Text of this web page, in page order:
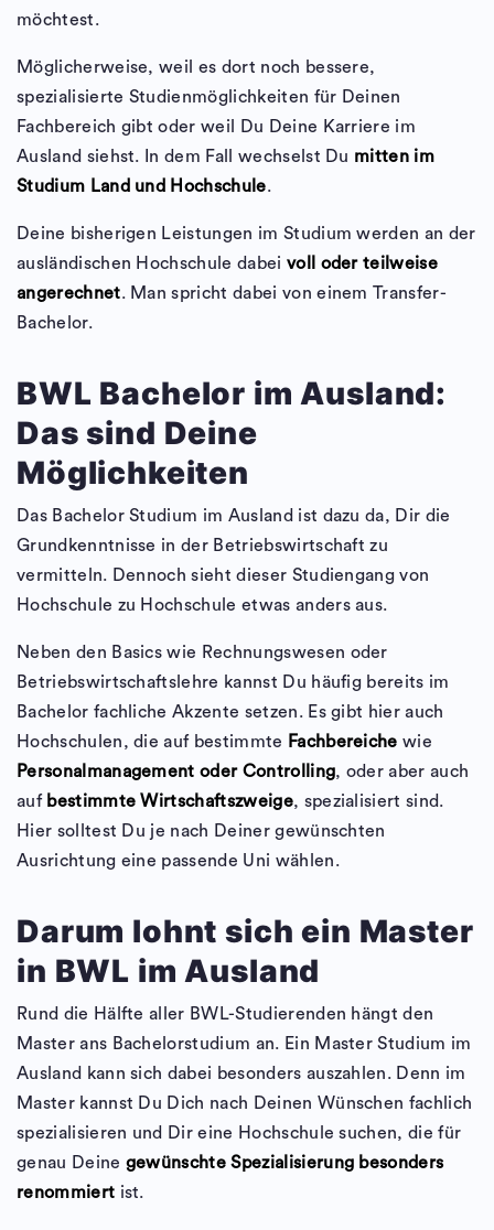
möchtest.
Möglicherweise, weil es dort noch bessere,
spezialisierte Studienmöglichkeiten für Deinen
Fachbereich gibt oder weil Du Deine Karriere im
Ausland siehst. In dem Fall wechselst Du mitten im
Studium Land und Hochschule.
Deine bisherigen Leistungen im Studium werden an der
ausländischen Hochschule dabei voll oder teilweise
angerechnet. Man spricht dabei von einem Transfer-
Bachelor.
BWL Bachelor im Ausland:
Das sind Deine
Möglichkeiten
Das Bachelor Studium im Ausland ist dazu da, Dir die
Grundkenntnisse in der Betriebswirtschaft zu
vermitteln. Dennoch sieht dieser Studiengang von
Hochschule zu Hochschule etwas anders aus.
Neben den Basics wie Rechnungswesen oder
Betriebswirtschaftslehre kannst Du häufig bereits im
Bachelor fachliche Akzente setzen. Es gibt hier auch
Hochschulen, die auf bestimmte Fachbereiche wie
Personalmanagement oder Controlling, oder aber auch
auf bestimmte Wirtschaftszweige, spezialisiert sind.
Hier solltest Du je nach Deiner gewünschten
Ausrichtung eine passende Uni wählen.
Darum lohnt sich ein Master
in BWL im Ausland
Rund die Hälfte aller BWL-Studierenden hängt den
Master ans Bachelorstudium an. Ein Master Studium im
Ausland kann sich dabei besonders auszahlen. Denn im
Master kannst Du Dich nach Deinen Wünschen fachlich
spezialisieren und Dir eine Hochschule suchen, die für
genau Deine gewünschte Spezialisierung besonders
renommiert ist.